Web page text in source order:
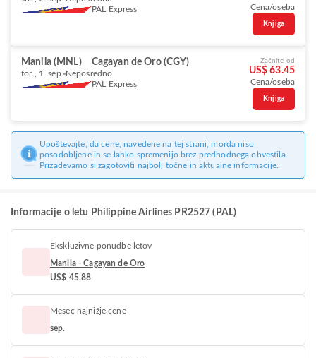
PAL Express
Cena/oseba
Knjiga
Manila (MNL) Cagayan de Oro (CGY)
tor., 1. sep. Neposredno
PAL Express
Začnite od
US$ 63.45
Cena/oseba
Knjiga
Upoštevajte, da cene, navedene na tej strani, morda niso
posodobljene in se lahko spremenijo brez predhodnega obvestila.
Prizadevamo si zagotoviti najbolj točne in aktualne informacije.
Informacije o letu Philippine Airlines PR2527 (PAL)
Ekskluzivne ponudbe letov
Manila - Cagayan de Oro
US$ 45.88
Mesec najnižje cene
sep.